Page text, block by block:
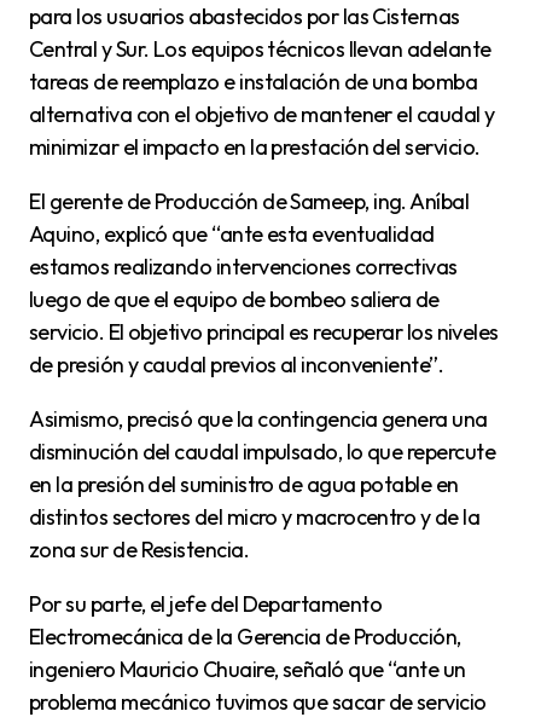
para los usuarios abastecidos por las Cisternas
Central y Sur. Los equipos técnicos llevan adelante
tareas de reemplazo e instalación de una bomba
alternativa con el objetivo de mantener el caudal y
minimizar el impacto en la prestación del servicio.
El gerente de Producción de Sameep, ing. Aníbal
Aquino, explicó que “ante esta eventualidad
estamos realizando intervenciones correctivas
luego de que el equipo de bombeo saliera de
servicio. El objetivo principal es recuperar los niveles
de presión y caudal previos al inconveniente”.
Asimismo, precisó que la contingencia genera una
disminución del caudal impulsado, lo que repercute
en la presión del suministro de agua potable en
distintos sectores del micro y macrocentro y de la
zona sur de Resistencia.
Por su parte, el jefe del Departamento
Electromecánica de la Gerencia de Producción,
ingeniero Mauricio Chuaire, señaló que “ante un
problema mecánico tuvimos que sacar de servicio